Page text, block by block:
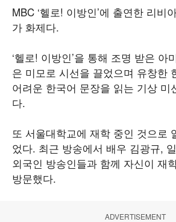
MBC ‘헬로! 이방인’에 출연한 리비
가 화제다.
‘헬로! 이방인’을 통해 조명 받은 아
은 미모로 시선을 끌었으며 유창한
어려운 한국어 문장을 읽는 기상 미
다.
또 서울대학교에 재학 중인 것으로
었다. 최근 방송에서 배우 김광규,
외국인 방송인들과 함께 자신이 재
방문했다.
ADVERTISEMENT